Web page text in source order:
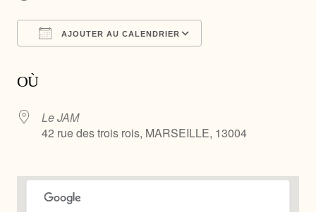
AJOUTER AU CALENDRIER
OÙ
Le JAM
42 rue des trois rois, MARSEILLE, 13004